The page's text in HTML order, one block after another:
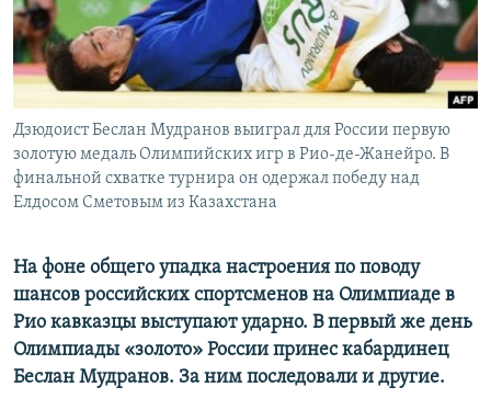
РАСПИСАНИЕ ВЕЩАНИЯ
ПОДПИШИТЕСЬ НА РАССЫЛКУ
Все сайты РСЕ/РС
Дзюдоист Беслан Мудранов выиграл для России первую
золотую медаль Олимпийских игр в Рио-де-Жанейро. В
финальной схватке турнира он одержал победу над
Елдосом Сметовым из Казахстана
На фоне общего упадка настроения по поводу
шансов российских спортсменов на Олимпиаде в
Рио кавказцы выступают ударно. В первый же день
Олимпиады «золото» России принес кабардинец
Беслан Мудранов. За ним последовали и другие.